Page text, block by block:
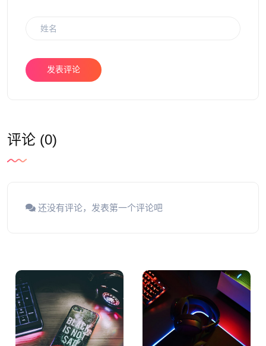
发表评论
评论 (0)
还没有评论，发表第一个评论吧